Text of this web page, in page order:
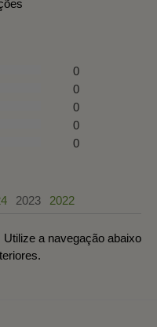
0
0
0
0
0
2023 2022
a navegação abaixo